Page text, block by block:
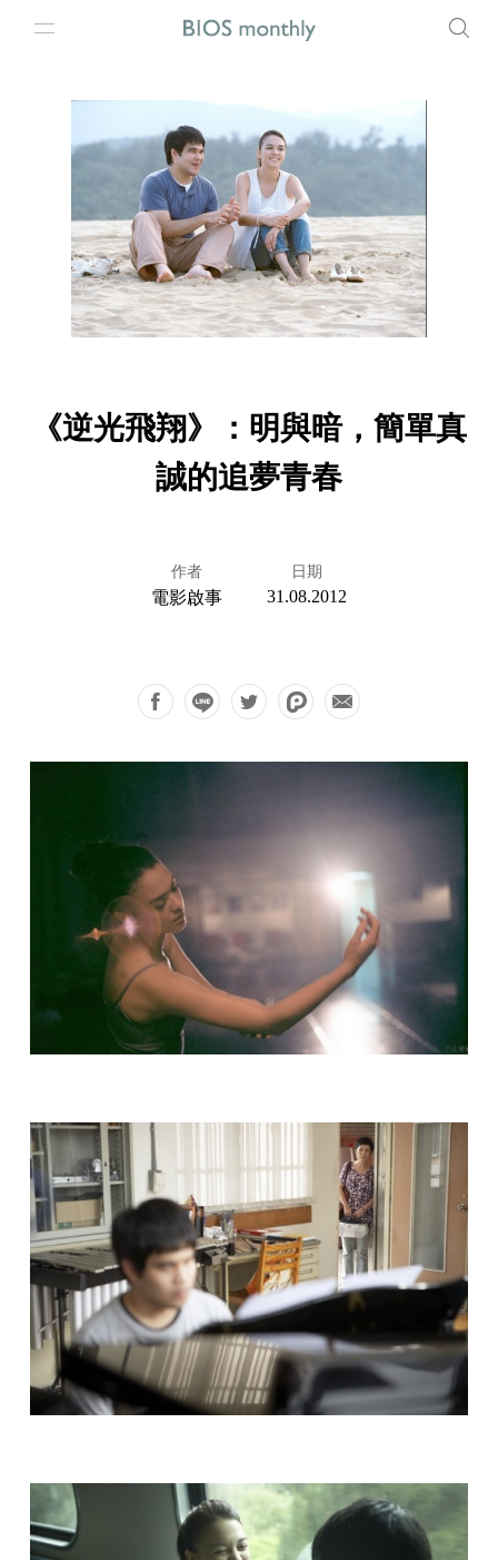
《逆光飛翔》：明與暗，簡單真
誠的追夢青春
作者
電影啟事
日期
31.08.2012